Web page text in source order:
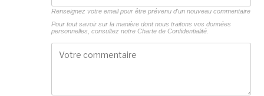
Renseignez votre email pour être prévenu d'un nouveau commentaire
Pour tout savoir sur la manière dont nous traitons vos données
personnelles, consultez notre Charte de Confidentialité.